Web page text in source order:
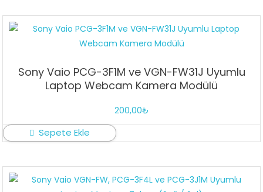
Sony Vaio PCG-3F1M ve VGN-FW31J Uyumlu
Laptop Webcam Kamera Modülü
200,00₺
Sepete Ekle